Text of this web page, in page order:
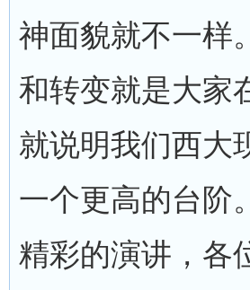
神面貌就不一样
和转变就是大家
就说明我们西大
一个更高的台阶
精彩的演讲，各